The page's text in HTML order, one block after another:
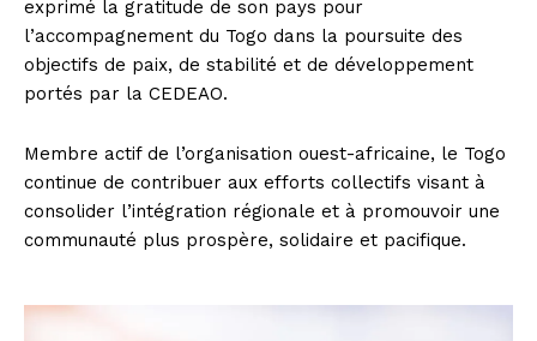
exprimé la gratitude de son pays pour
l’accompagnement du Togo dans la poursuite des
objectifs de paix, de stabilité et de développement
portés par la CEDEAO.
Membre actif de l’organisation ouest-africaine, le Togo
continue de contribuer aux efforts collectifs visant à
consolider l’intégration régionale et à promouvoir une
communauté plus prospère, solidaire et pacifique.